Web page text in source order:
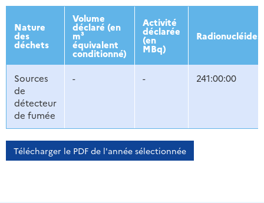
2013 2014 2015 2016
Nature
des
déchets
Volume
déclaré (en
m³
équivalent
conditionné)
Activité
déclarée
(en
MBq)
Radionucléides
Sources
de
détecteur
de fumée
- - 241:00:00
Télécharger le PDF de l'année sélectionnée